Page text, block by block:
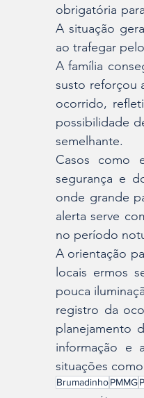
obrigatória
A situação
ao trafegar
A família
susto reforçou
ocorrido,
possibilidade
semelhante.
Casos como
segurança e
onde grande
alerta serve
no período
A orientação
locais ermos
pouca
registro da
planejamento
informação e
situações
BrumadinhoPMMG